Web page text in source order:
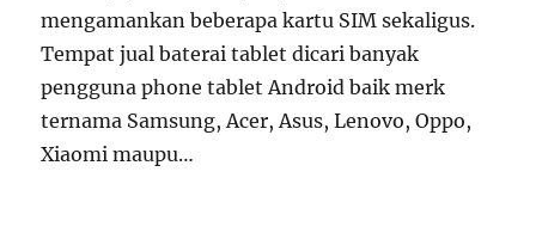
mengamankan beberapa kartu SIM sekaligus.
Tempat jual baterai tablet dicari banyak
pengguna phone tablet Android baik merk
ternama Samsung, Acer, Asus, Lenovo, Oppo,
Xiaomi maupu…